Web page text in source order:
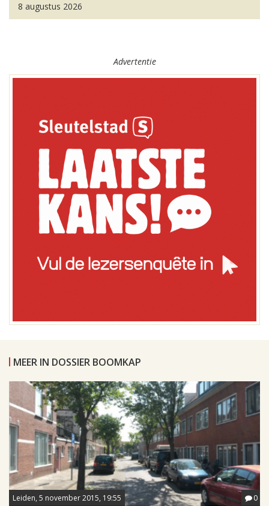
8 augustus 2026
Advertentie
MEER IN DOSSIER BOOMKAP
Leiden, 5 november 2015, 19:55 0